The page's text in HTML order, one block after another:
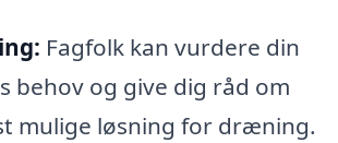
Fagfolk kan vurdere din
behov og give dig råd om
mulige løsning for dræning.